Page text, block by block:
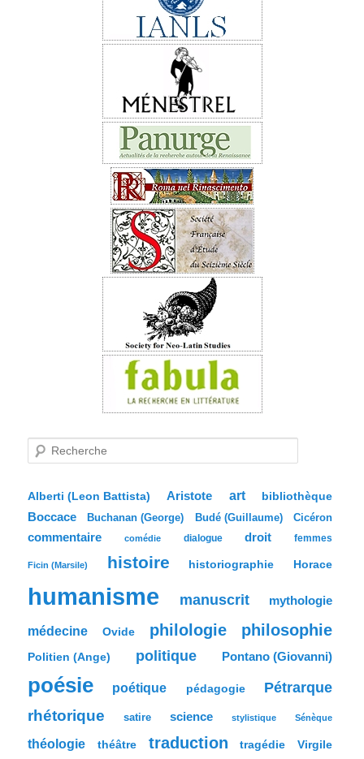
e
c
e
Alberti (Leon Battista) Aristote art bibliothèque
Boccace Buchanan (George) Budé (Guillaume) Cicéron
commentaire comédie dialogue droit femmes
Ficin (Marsile) histoire historiographie Horace
humanisme manuscrit mythologie
médecine Ovide philologie philosophie
Politien (Ange) politique Pontano (Giovanni)
poésie poétique pédagogie Pétrarque
rhétorique satire science stylistique Sénèque
théologie théâtre traduction tragédie Virgile